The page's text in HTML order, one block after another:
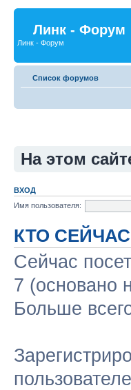
Линк - Форум
Линк - Форум
Список форумов
На этом
ВХОД
Имя пользователя:
КТО
Сейчас
7 (основано
Больше